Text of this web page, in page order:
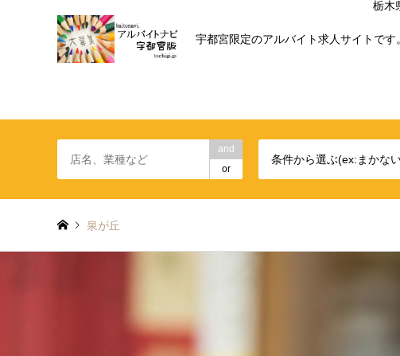
栃木
宇都宮限定のアルバイト求人サイトで
and
or
泉が丘